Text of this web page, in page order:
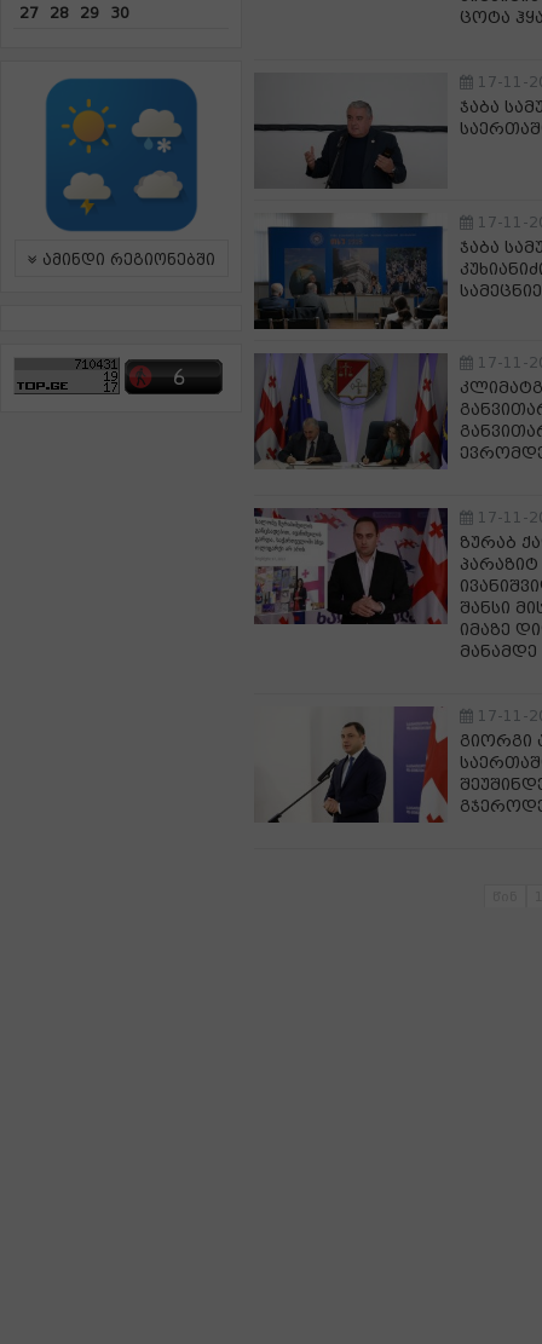
27
28 29 30
ამინდი რეგიონებში
ცოტა
17-11-
ჯაბა
17-11-
ჯაბა
17-11-
17-11-
ზურაბ
შანსი
იმაზე
მანამდე
17-11-
გიორგი